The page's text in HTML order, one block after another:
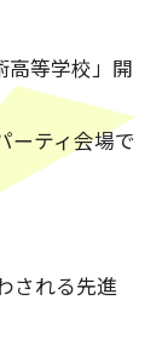
高等学校」開
ーティ会場で
される先進